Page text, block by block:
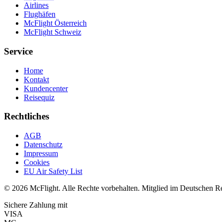
Airlines
Flughäfen
McFlight Österreich
McFlight Schweiz
Service
Home
Kontakt
Kundencenter
Reisequiz
Rechtliches
AGB
Datenschutz
Impressum
Cookies
EU Air Safety List
© 2026 McFlight. Alle Rechte vorbehalten. Mitglied im Deutschen
Sichere Zahlung mit
VISA